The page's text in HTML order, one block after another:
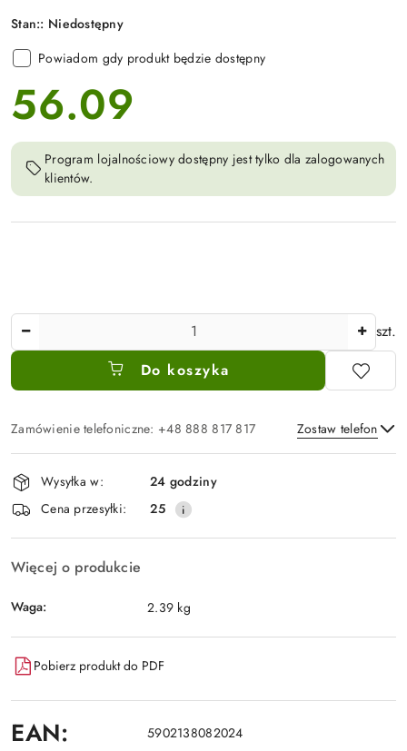
Stan:: Niedostępny
Powiadom gdy produkt będzie dostępny
cena:
56.09
Program lojalnościowy dostępny jest tylko dla zalogowanych
klientów.
szt.
Do koszyka
Zamówienie telefoniczne: +48 888 817 817 Zostaw telefon
Wyślij
Dostępność
i
dostawa
Wysyłka w:
24 godziny
Cena przesyłki:
25
Więcej o produkcie
Waga: 2.39 kg
Pobierz produkt do PDF
EAN: 5902138082024